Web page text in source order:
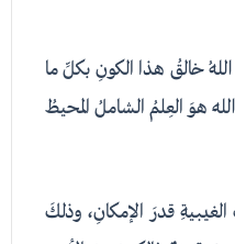
خالقُ هذا الكونِ بكلِّ ما
هوَ العِلمُ الشاملُ المحيطُ
قدرَ الإمكانِ، وذلكَ